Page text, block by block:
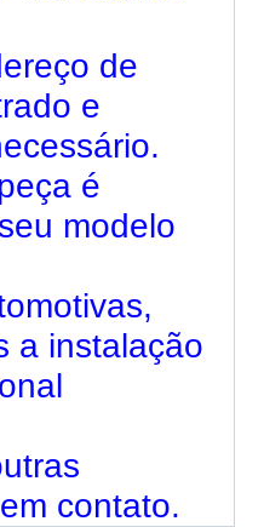
de
e
é
modelo
a instalação
contato.